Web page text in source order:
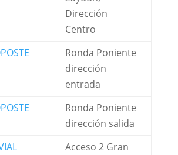
Dirección
Centro
Ronda Poniente
dirección
entrada
Ronda Poniente
dirección salida
Acceso 2 Gran